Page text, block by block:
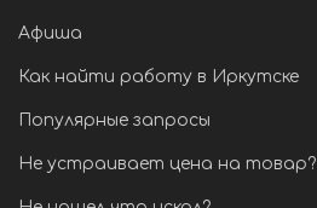
Афиша
Как найти работу в Иркутске
Популярные запросы
Не устраивает цена на товар?